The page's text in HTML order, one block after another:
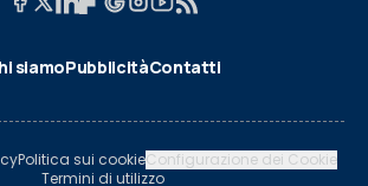
siamoPubblicitàContatti
Politica sui cookieConfigurazione dei Cookie
Termini di utilizzo